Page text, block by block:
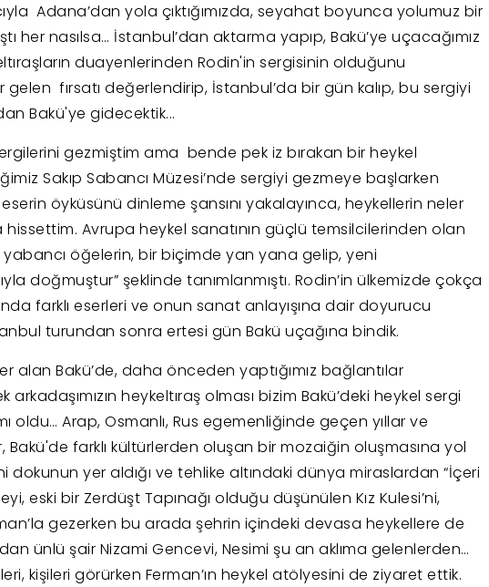
Adana’dan yola çıktığımızda, seyahat boyunca yolumuz bir
her nasılsa… İstanbul’dan aktarma yapıp, Bakü’ye uçacağımız
duayenlerinden Rodin'in sergisinin olduğunu
fırsatı değerlendirip, İstanbul’da bir gün kalıp, bu sergiyi
Bakü'ye gidecektik...
gezmiştim ama bende pek iz bırakan bir heykel
Sakıp Sabancı Müzesi’nde sergiyi gezmeye başlarken
eserin öyküsünü dinleme şansını yakalayınca, heykellerin neler
Avrupa heykel sanatının güçlü temsilcilerinden olan
yabancı öğelerin, bir biçimde yan yana gelip, yeni
doğmuştur” şeklinde tanımlanmıştı. Rodin’in ülkemizde çokça
farklı eserleri ve onun sanat anlayışına dair doyurucu
turundan sonra ertesi gün Bakü uçağına bindik.
alan Bakü’de, daha önceden yaptığımız bağlantılar
heykeltıraş olması bizim Bakü’deki heykel sergi
oldu… Arap, Osmanlı, Rus egemenliğinde geçen yıllar ve
farklı kültürlerden oluşan bir mozaiğin oluşmasına yol
dokunun yer aldığı ve tehlike altındaki dünya miraslardan “İçeri
eski bir Zerdüşt Tapınağı olduğu düşünülen Kız Kulesi’ni,
gezerken bu arada şehrin içindeki devasa heykellere de
ünlü şair Nizami Gencevi, Nesimi şu an aklıma gelenlerden…
kişileri görürken Ferman’ın heykel atölyesini de ziyaret ettik.